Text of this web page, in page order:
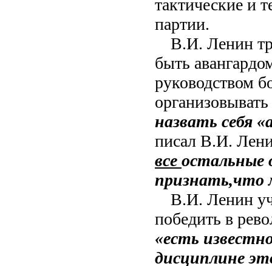
тактические и
партии.
В.И. Ленин
быть
руководством
назвать себя
писал В.И.
все остальные
признать,что
В.И. Ленин
победить в
«есть
дисциплине